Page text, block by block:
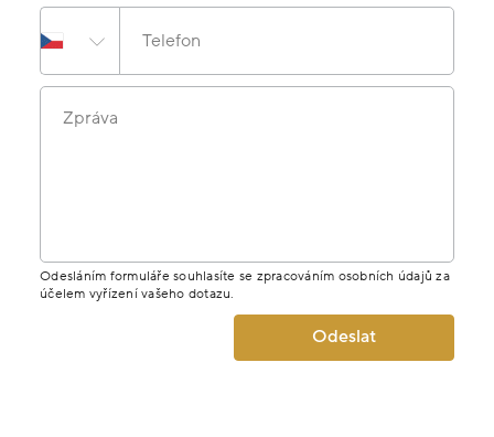
Telefon
Zpráva
Odesláním formuláře souhlasíte se zpracováním osobních údajů za
účelem vyřízení vašeho dotazu.
Odeslat